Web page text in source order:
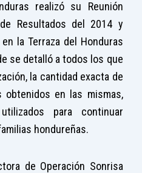
realizó su Reunión
Resultados del 2014 y
la Terraza del Honduras
se detalló a todos los que
la cantidad exacta de
en las mismas,
para continuar
hondureñas.
de Operación Sonrisa